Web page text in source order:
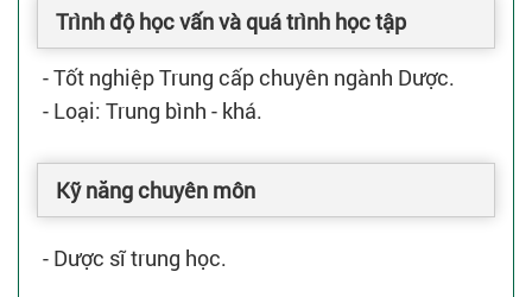
Trình độ học vấn và quá trình học tập
- Tốt nghiệp Trung cấp chuyên ngành Dược.
- Loại: Trung bình - khá.
Kỹ năng chuyên môn
- Dược sĩ trung học.